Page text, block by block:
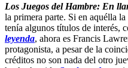
Los Juegos del Hambre: En
la primera parte. Si en aquélla
tenía algunos títulos de interés,
leyenda, ahora es Francis
protagonista, a pesar de la
créditos no son nada del otro